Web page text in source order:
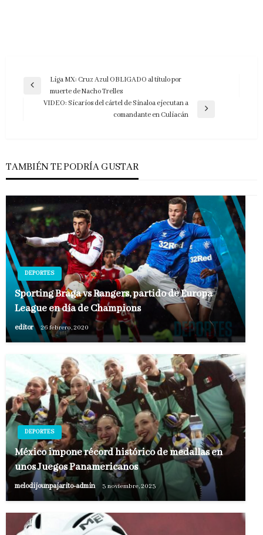
Navegación
Entrada
anterior
Liga MX: Cruz Azul OBLIGADO al título por
muerte de Nacho Trelles
VIDEO: Sicarios del cártel de Sinaloa ejecutan a
comandante en Culiacán
TAMBIÉN TE PODRÍA GUSTAR
DEPORTES
Sporting Braga vs Rangers, partido de Europa
League en día de Champions
editor 26 febrero, 2020
DEPORTES
México impone récord histórico de medallas en
unos Juegos Panamericanos
melodijounpajarito-admin 3 noviembre, 2023